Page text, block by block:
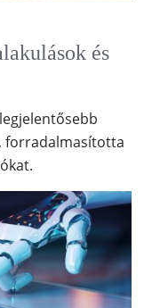
és
forradalmasította